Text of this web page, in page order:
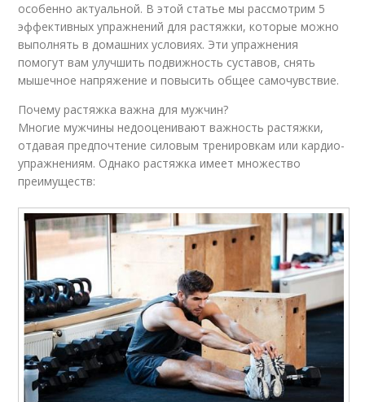
особенно актуальной. В этой статье мы рассмотрим 5
эффективных упражнений для растяжки, которые можно
выполнять в домашних условиях. Эти упражнения
помогут вам улучшить подвижность суставов, снять
мышечное напряжение и повысить общее самочувствие.
Почему растяжка важна для мужчин?
Многие мужчины недооценивают важность растяжки,
отдавая предпочтение силовым тренировкам или кардио-
упражнениям. Однако растяжка имеет множество
преимуществ: